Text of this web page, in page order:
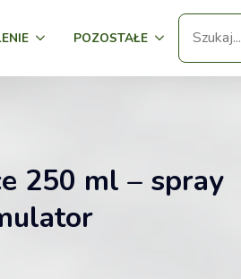
POZOSTAŁE
Seearch
250 ml – spray